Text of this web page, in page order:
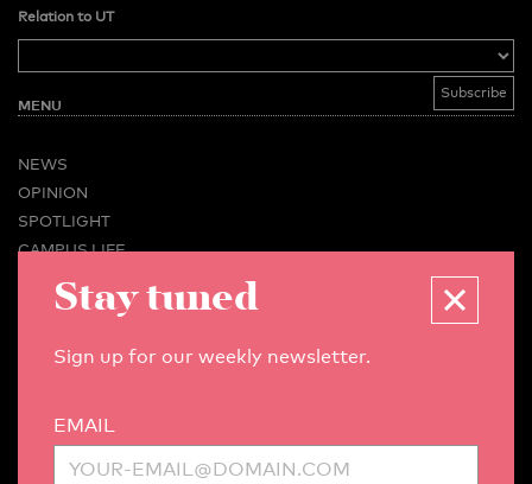
Relation to UT
MENU
NEWS
OPINION
SPOTLIGHT
CAMPUS LIFE
BUSINESS & CAREER
CONTACT
ARCHIVE
Stay tuned
Sign up for our weekly newsletter.
EMAIL